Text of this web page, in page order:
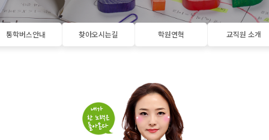
통학버스안내 찾아오시는길 학원연혁 교직원 소개